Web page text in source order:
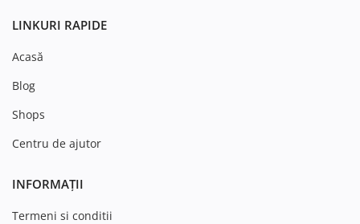
LINKURI RAPIDE
Acasă
Blog
Shops
Centru de ajutor
INFORMAȚII
Termeni si conditii